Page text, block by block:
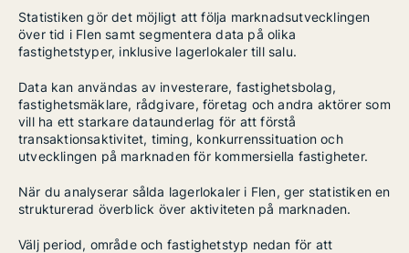
Statistiken gör det möjligt att följa marknadsutvecklingen
över tid i Flen samt segmentera data på olika
fastighetstyper, inklusive lagerlokaler till salu.
Data kan användas av investerare, fastighetsbolag,
fastighetsmäklare, rådgivare, företag och andra aktörer som
vill ha ett starkare dataunderlag för att förstå
transaktionsaktivitet, timing, konkurrenssituation och
utvecklingen på marknaden för kommersiella fastigheter.
När du analyserar sålda lagerlokaler i Flen, ger statistiken en
strukturerad överblick över aktiviteten på marknaden.
Välj period, område och fastighetstyp nedan för att